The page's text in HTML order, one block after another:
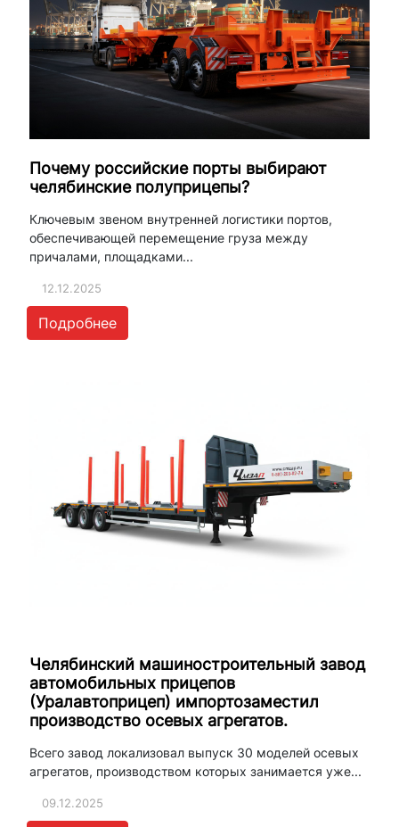
Почему российские порты выбирают
челябинские полуприцепы?
Ключевым звеном внутренней логистики портов,
обеспечивающей перемещение груза между
причалами, площадками...
12.12.2025
Подробнее
Челябинский машиностроительный завод
автомобильных прицепов
(Уралавтоприцеп) импортозаместил
производство осевых агрегатов.
Всего завод локализовал выпуск 30 моделей осевых
агрегатов, производством которых занимается уже...
09.12.2025